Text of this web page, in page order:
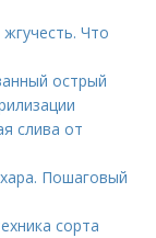
Что
острый
слива от
Пошаговый
сорта